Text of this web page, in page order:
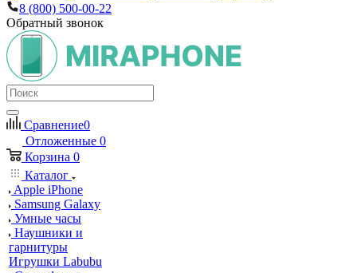
8 (800) 500-00-22
Обратный звонок
Сравнение0
Отложенные 0
Корзина 0
Каталог
Apple iPhone
Samsung Galaxy
Умные часы
Наушники и
гарнитуры
Игрушки Labubu